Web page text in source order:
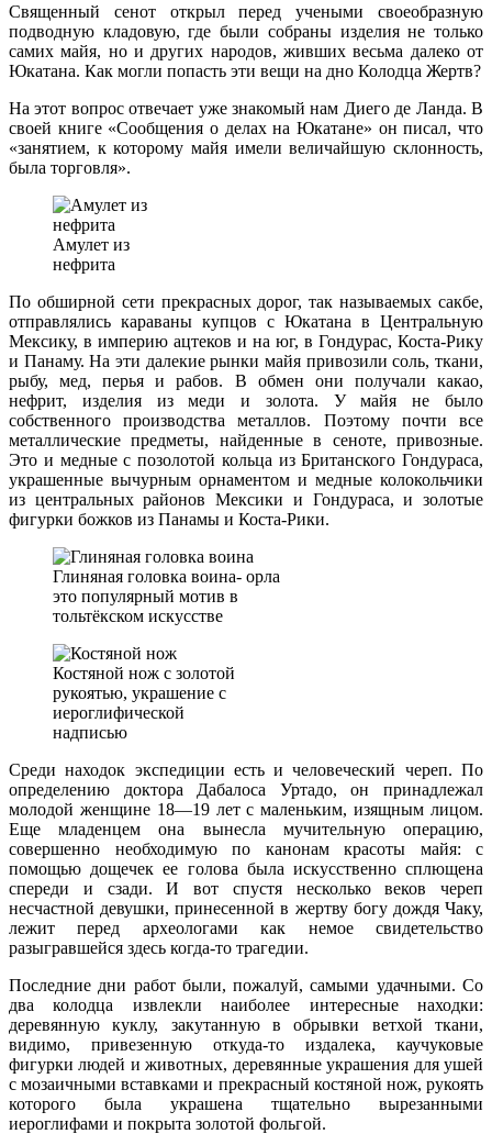
Священный сенот открыл перед учеными своеобразную
подводную кладовую, где были собраны изделия не только
самих майя, но и других народов, живших весьма далеко от
Юкатана. Как могли попасть эти вещи на дно Колодца Жертв?
На этот вопрос отвечает уже знакомый нам Диего де Ланда. В
своей книге «Сообщения о делах на Юкатане» он писал, что
«занятием, к которому майя имели величайшую склонность,
была торговля».
Амулет из
нефрита
По обширной сети прекрасных дорог, так называемых сакбе,
отправлялись караваны купцов с Юкатана в Центральную
Мексику, в империю ацтеков и на юг, в Гондурас, Коста-Рику
и Панаму. На эти далекие рынки майя привозили соль, ткани,
рыбу, мед, перья и рабов. В обмен они получали какао,
нефрит, изделия из меди и золота. У майя не было
собственного производства металлов. Поэтому почти все
металлические предметы, найденные в сеноте, привозные.
Это и медные с позолотой кольца из Британского Гондураса,
украшенные вычурным орнаментом и медные колокольчики
из центральных районов Мексики и Гондураса, и золотые
фигурки божков из Панамы и Коста-Рики.
Глиняная головка воина- орла
это популярный мотив в
тольтёкском искусстве
Костяной нож с золотой
рукоятью, украшение с
иероглифической
надписью
Среди находок экспедиции есть и человеческий череп. По
определению доктора Дабалоса Уртадо, он принадлежал
молодой женщине 18—19 лет с маленьким, изящным лицом.
Еще младенцем она вынесла мучительную операцию,
совершенно необходимую по канонам красоты майя: с
помощью дощечек ее голова была искусственно сплющена
спереди и сзади. И вот спустя несколько веков череп
несчастной девушки, принесенной в жертву богу дождя Чаку,
лежит перед археологами как немое свидетельство
разыгравшейся здесь когда-то трагедии.
Последние дни работ были, пожалуй, самыми удачными. Со
два колодца извлекли наиболее интересные находки:
деревянную куклу, закутанную в обрывки ветхой ткани,
видимо, привезенную откуда-то издалека, каучуковые
фигурки людей и животных, деревянные украшения для ушей
с мозаичными вставками и прекрасный костяной нож, рукоять
которого была украшена тщательно вырезанными
иероглифами и покрыта золотой фольгой.